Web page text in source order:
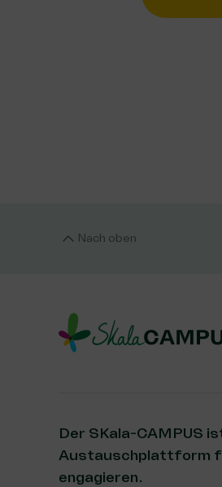
Nach oben
Der SKala-CAMPUS
Austauschplattform
engagieren.